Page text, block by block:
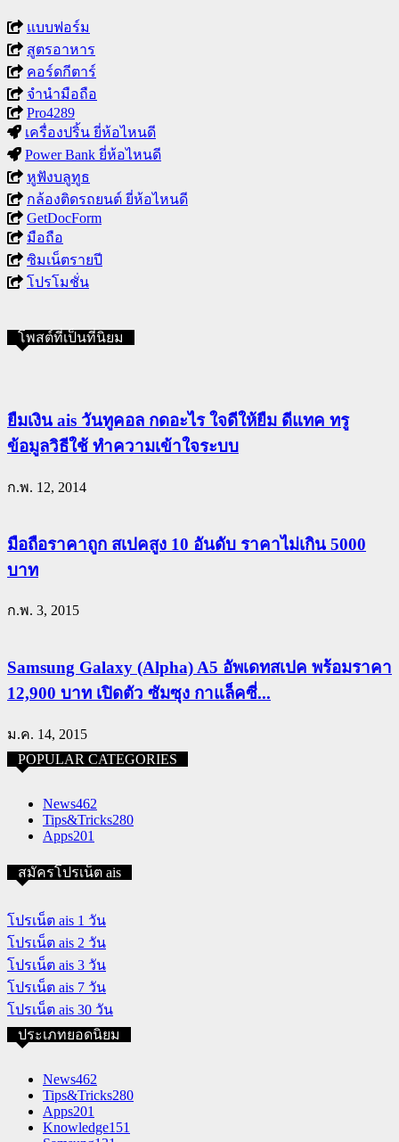
แบบฟอร์ม
สูตรอาหาร
คอร์ดกีตาร์
จำนำมือถือ
Pro4289
เครื่องปริ้น ยี่ห้อไหนดี
Power Bank ยี่ห้อไหนดี
หูฟังบลูทูธ
กล้องติดรถยนต์ ยี่ห้อไหนดี
GetDocForm
มือถือ
ซิมเน็ตรายปี
โปรโมชั่น
โพสต์ที่เป็นที่นิยม
ยืมเงิน ais วันทูคอล กดอะไร ใจดีให้ยืม ดีแทค ทรู
ข้อมูลวิธีใช้ ทำความเข้าใจระบบ
ก.พ. 12, 2014
มือถือราคาถูก สเปคสูง 10 อันดับ ราคาไม่เกิน 5000
บาท
ก.พ. 3, 2015
Samsung Galaxy (Alpha) A5 อัพเดทสเปค พร้อมราคา
12,900 บาท เปิดตัว ซัมซุง กาแล็คซี่...
ม.ค. 14, 2015
POPULAR CATEGORIES
News462
Tips&Tricks280
Apps201
สมัครโปรเน็ต ais
โปรเน็ต ais 1 วัน
โปรเน็ต ais 2 วัน
โปรเน็ต ais 3 วัน
โปรเน็ต ais 7 วัน
โปรเน็ต ais 30 วัน
ประเภทยอดนิยม
News462
Tips&Tricks280
Apps201
Knowledge151